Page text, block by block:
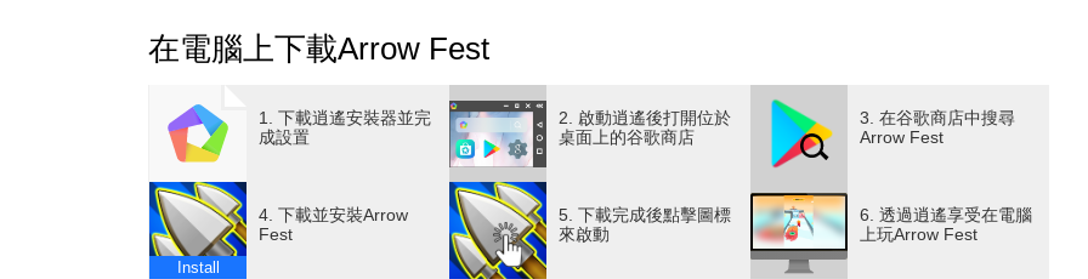
◉ Just swipe to control your arrows
◉ Destroy your enemies and giants to earn lots of coins
=== GAME FEATURES ===
◉ FREE and EASY to play!
◉ Lots of UNIQUE LEVELS to play!
◉ Lots of ENEMIES and GIANTS to destroy!
◉ Lots of GATES to decide!
在電腦上下載Arrow Fest
1. 下載逍遙安裝器並完
成設置
2. 啟動逍遙後打開位於
桌面上的谷歌商店
3. 在谷歌商店中搜尋
Arrow Fest
Install
4. 下載並安裝Arrow
Fest
5. 下載完成後點擊圖標
來啟動
6. 透過逍遙享受在電腦
上玩Arrow Fest